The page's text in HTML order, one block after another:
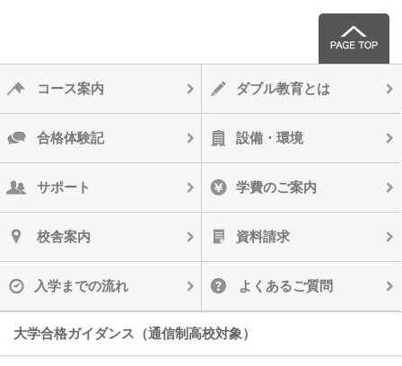
コース案内 ダブル教育とは
合格体験記 設備・環境
サポート 学費のご案内
校舎案内 資料請求
入学までの流れ よくあるご質問
大学合格ガイダンス（通信制高校対象）